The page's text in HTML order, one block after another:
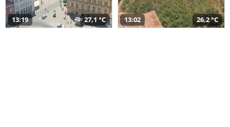
13:19 27,1 °C 13:02 26,2 °C